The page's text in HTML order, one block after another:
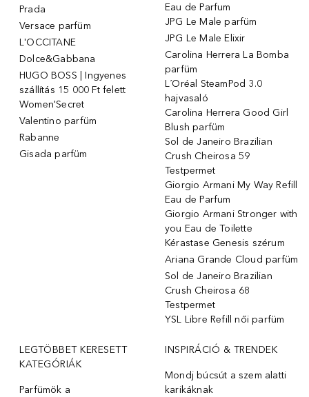
Prada
Versace parfüm
L'OCCITANE
Dolce&Gabbana
HUGO BOSS | Ingyenes
szállítás 15 000 Ft felett
Women'Secret
Valentino parfüm
Rabanne
Gisada parfüm
Eau de Parfum
JPG Le Male parfüm
JPG Le Male Elixir
Carolina Herrera La Bomba
parfüm
L´Oréal SteamPod 3.0
hajvasaló
Carolina Herrera Good Girl
Blush parfüm
Sol de Janeiro Brazilian
Crush Cheirosa 59
Testpermet
Giorgio Armani My Way Refill
Eau de Parfum
Giorgio Armani Stronger with
you Eau de Toilette
Kérastase Genesis szérum
Ariana Grande Cloud parfüm
Sol de Janeiro Brazilian
Crush Cheirosa 68
Testpermet
YSL Libre Refill női parfüm
LEGTÖBBET KERESETT
KATEGÓRIÁK
Parfümök ️a
INSPIRÁCIÓ & TRENDEK
Mondj búcsút a szem alatti
karikáknak